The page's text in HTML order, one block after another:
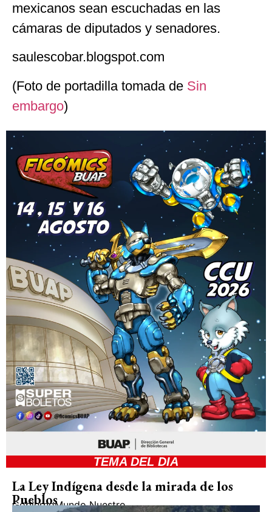
mexicanos sean escuchadas en las
cámaras de diputados y senadores.
saulescobar.blogspot.com
(Foto de portadilla tomada de Sin
embargo)
TEMA DEL DIA
La Ley Indígena desde la mirada de los
Pueblos
GobiernoMundo Nuestro